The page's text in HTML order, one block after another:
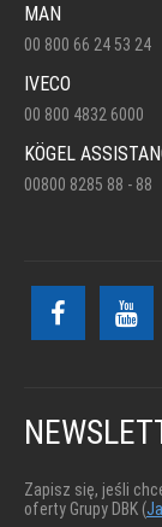
MAN
00 800 66 24 53 24
IVECO
00 800 4832 6000
KÖGEL
00800 8285 88 - 88
Zapisz się, jeśli
oferty Grupy DBK (